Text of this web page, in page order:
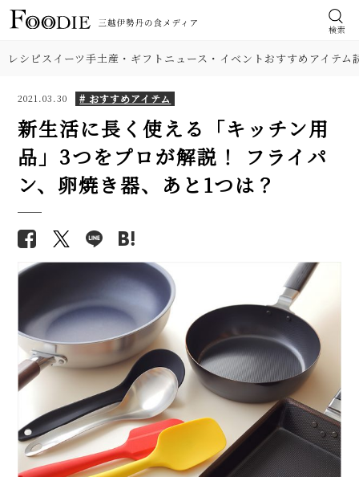
検索
レシピスイーツ手土産・ギフト ニュース・イベントおすすめアイテム
2021.03.30 # おすすめアイテム
新生活に長く使える「キッチン用
品」3つをプロが解説！ フライパ
ン、卵焼き器、あと1つは？